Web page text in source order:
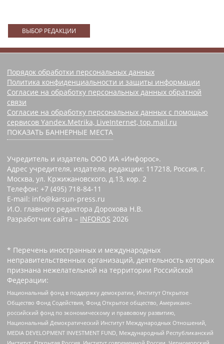
ВЫБОР РЕДАКЦИИ
Порядок обработки персональных данных
Политика конфиденциальности и защиты информации
Согласие на обработку персональных данных обратной
связи
Согласие на обработку персональных данных с помощью
сервисов Yandex.Metrika, LiveInternet, top.mail.ru
ПОКАЗАТЬ БАННЕРНЫЕ МЕСТА
Учредитель и издатель ООО ИА «Инфорос».
Адрес учредителя, издателя, редакции: 117218, Россия, г.
Москва, ул. Кржижановского, д.13, кор. 2
Телефон: +7 (495) 718-84-11
E-mail: info@karsun-press.ru
И.О. главного редактора Дорохова Н.В.
Разработчик сайта – INFOROS 2026
* Перечень иностранных и международных
неправительственных организаций, деятельность которых
признана нежелательной на территории Российской
Федерации:
Национальный фонд в поддержку демократии, Институт Открытое
Общество Фонд Содействия, Фонд Открытое общество, Американо-
российский фонд по экономическому и правовому развитию,
Национальный Демократический Институт Международных Отношений,
MEDIA DEVELOPMENT INVESTMENT FUND, Международный Республиканский